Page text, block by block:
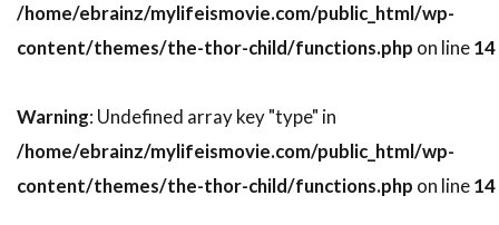
スティーヴン・M・カッツ
スティーヴン・キング
スティーヴン・シュナイダー
/home/ebrainz/mylifeismovie.com/public_html/wp-
content/themes/the-thor-child/functions.php on line14
Warning: Undefined array key "type" in
/home/ebrainz/mylifeismovie.com/public_html/wp-
content/themes/the-thor-child/functions.php on line14